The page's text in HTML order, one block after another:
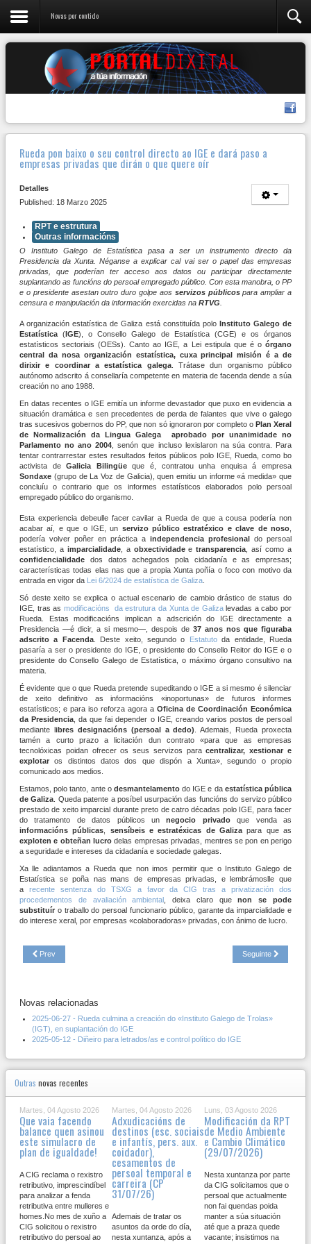
Novas por contido
Rueda pon baixo o seu control directo ao IGE e dará paso a
empresas privadas que dirán o que quere oír
Detalles
Published: 18 Marzo 2025
RPT e estrutura
Outras informacións
O Instituto Galego de Estatística pasa a ser un instrumento directo da
Presidencia da Xunta. Néganse a explicar cal vai ser o papel das empresas
privadas, que poderían ter acceso aos datos ou participar directamente
suplantando as funcións do persoal empregado público. Con esta manobra, o PP
e o presidente asestan outro duro golpe aos servizos públicospara ampliar a
censura e manipulación da información exercidas na RTVG
A organización estatística de Galiza está constituída polo Instituto Galego de
Estatística (IGE), o Consello Galego de Estatística (CGE) e os órganos
estatísticos sectoriais (OESs). Canto ao IGE, a Lei estipula que é o órgano
central da nosa organización estatística, cuxa principal misión é a de
dirixir e coordinar a estatística galega. Trátase dun organismo público
autónomo adscrito á consellaría competente en materia de facenda dende a súa
creación no ano 1988.
En datas recentes o IGE emitía un informe devastador que puxo en evidencia a
situación dramática e sen precedentes de perda de falantes que vive o galego
tras sucesivos gobernos do PP, que non só ignoraron por completo o Plan Xeral
de Normalización da Lingua Galega aprobado por unanimidade no
Parlamento no ano 2004 , senón que incluso lexislaron na súa contra. Para
tentar contrarrestar estes resultados feitos públicos polo IGE, Rueda, como bo
activista deGalicia Bilingüeque é, contratou unha enquisa á empresa
Sondaxe (grupo de La Voz de Galicia), quen emitiu un informe«á medida» que
concluíu o contrario que os informes estatísticos elaborados polo persoal
empregado público do organismo.
Esta experiencia debeulle facer cavilar a Rueda de que a cousa podería non
acabar aí, e que o IGE, un servizo público estratéxico e clave de noso
podería volver poñer en práctica a independencia profesional do persoal
estatístico, a imparcialidade, a obxectividadeetransparencia , así como a
confidencialidade dos datos achegados pola cidadanía e as empresas;
características todas elas nas que a propia Xunta poñía o foco con motivo da
entrada en vigor da Lei 6/2024 de estatística de Galiza
Só deste xeito se explica o actual escenario de cambio drástico de status do
IGE, tras as modificacións da estrutura da Xunta de Galizalevadas a cabo por
Rueda. Estas modificacións implican a adscrición do IGE directamente a
Presidencia —é dicir, a si mesmo—, despois de 37 anos nos que figuraba
adscrito a Facenda. Deste xeito, segundo o Estatutoda entidade, Rueda
pasaría a ser o presidente do IGE, o presidente do Consello Reitor do IGE e o
presidente do Consello Galego de Estatística, o máximo órgano consultivo na
materia.
É evidente que o que Rueda pretende supeditando o IGE a si mesmo é silenciar
de xeito definitivo as informacións «inoportunas»de futuros informes
estatísticos; e para iso reforza agora a Oficina de Coordinación Económica
da Presidencia , da que fai depender o IGE, creando varios postos de persoal
mediante libres designacións (persoal a dedo)
. Ademais, Rueda proxecta
tamén a curto prazo a licitación dun contrato«para que as empresas
tecnolóxicas poidan ofrecer os seus servizos paracentralizar, xestionar e
explotar os distintos datos dos que dispón a Xunta», segundo o propio
comunicado aos medios.
Estamos, polo tanto, ante o desmantelamentodo IGE e da estatística pública
de Galiza . Queda patente a posíbel usurpación das funcións do servizo público
prestado de xeito imparcial durante preto de catro décadas polo IGE, para facer
do tratamento de datos públicos unnegocio privadoque venda as
informacións públicas sensíbeis e estratéxicas de Galiza para que as
exploten e obteñan lucro delas empresas privadas, mentres se pon en perigo
a seguridade e intereses da cidadanía e sociedade galegas.
Xa lle adiantamos a Rueda que non imos permitir que o Instituto Galego de
Estatística se poña nas mans de empresas privadas, e lembrámoslle que
a recente sentenza do TSXG a favor da CIG tras a privatización dos
procedementos de avaliación ambiental , deixa claro quenon se pode
substituír o traballo do persoal funcionario público, garante da imparcialidade e
do interese xeral, por empresas «colaboradoras» privadas, con ánimo de lucro.
Prev Seguinte
Novas relacionadas
2025-06-27 - Rueda culmina a creación do «Instituto Galego de Trolas»
(IGT), en suplantación do IGE
2025-05-12 - Diñeiro para letrados/as e control político do IGE
Outras novas recentes
Martes, 04 Agosto 2026
Que vaia facendo
balance quen asinou
este simulacro de
plan de igualdade!
A CIG reclama o rexistro
retributivo, imprescindíbel
para analizar a fenda
retributiva entre mulleres e
homes.No mes de xuño a
CIG solicitou o rexistro
retributivo do persoal ao
Martes, 04 Agosto 2026
Adxudicacións de
destinos (esc. sociais
e infantís, pers. aux.
coidador),
cesamentos de
persoal temporal e
carreira (CP
31/07/26)
Ademais de tratar os
asuntos da orde do día,
nesta xuntanza, após a
Luns, 03 Agosto 2026
Modificación da RPT
de Medio Ambiente
e Cambio Climático
(29/07/2026)
Nesta xuntanza por parte
da CIG solicitamos que o
persoal que actualmente
non fai quendas poida
manter a súa situación
até que a praza quede
vacante; insistimos na